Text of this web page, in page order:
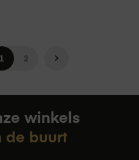
Je leest momenteel pagina
1
Pagina2 Pagina
Volgende
winkels
de buurt